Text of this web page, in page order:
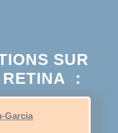
SUR
RETINA :
Garcia